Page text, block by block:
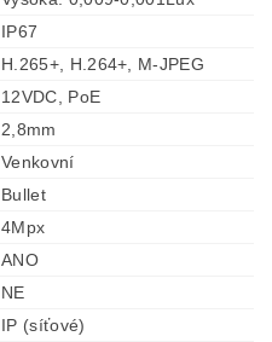
IP67
H.265+, H.264+, M-JPEG
12VDC, PoE
2,8mm
Venkovní
Bullet
4Mpx
ANO
NE
IP (síťové)